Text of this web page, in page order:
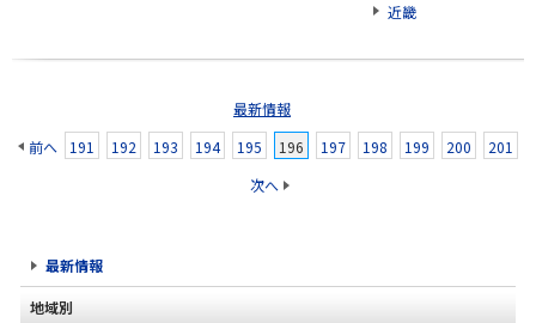
近畿
最新情報
前へ
191 192 193 194 195 196 197 198 199 200
201
次へ
最新情報
地域別